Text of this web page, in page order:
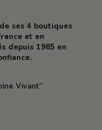
ses 4 boutiques
et en
depuis 1985 en
Vivant”